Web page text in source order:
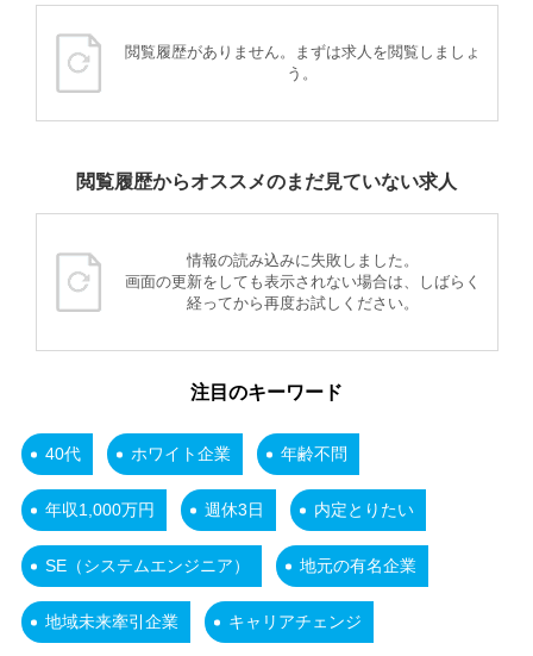
閲覧履歴がありません。まずは求人を閲覧しましょ
う。
閲覧履歴からオススメのまだ見ていない求人
情報の読み込みに失敗しました。
画面の更新をしても表示されない場合は、しばらく
経ってから再度お試しください。
注目のキーワード
40代 ホワイト企業 年齢不問
年収1,000万円 週休3日 内定とりたい
SE（システムエンジニア） 地元の有名企業
地域未来牽引企業 キャリアチェンジ